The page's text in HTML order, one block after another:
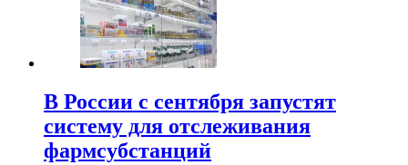
В России с сентября запустят
систему для отслеживания
фармсубстанций